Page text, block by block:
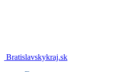
Bratislavskykraj.sk